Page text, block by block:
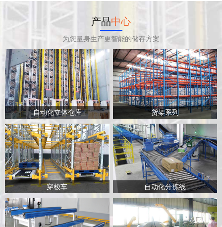
产品中心
为您量身生产更智能的储存方案
自动化立体仓库 货架系列
穿梭车 自动化分拣线